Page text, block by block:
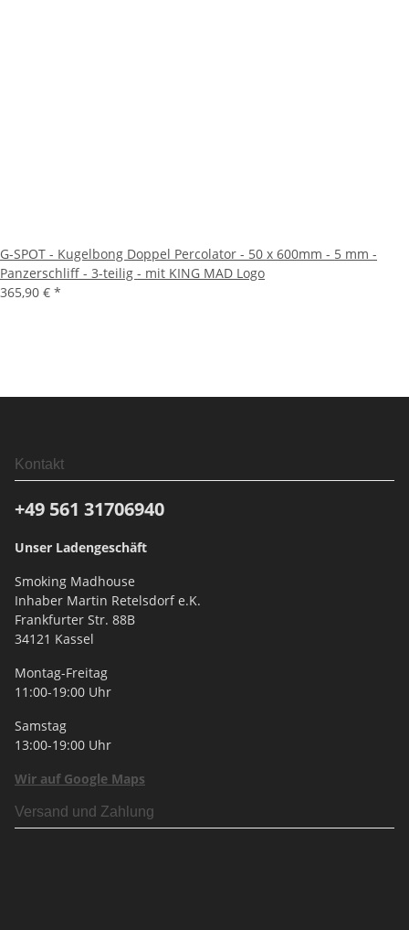
G-SPOT - Kugelbong Doppel Percolator - 50 x 600mm - 5 mm -
Panzerschliff - 3-teilig - mit KING MAD Logo
365,90 € *
Kontakt
+49 561 31706940
Unser Ladengeschäft
Smoking Madhouse
Inhaber Martin Retelsdorf e.K.
Frankfurter Str. 88B
34121 Kassel
Montag-Freitag
11:00-19:00 Uhr
Samstag
13:00-19:00 Uhr
Wir auf Google Maps
Versand und Zahlung